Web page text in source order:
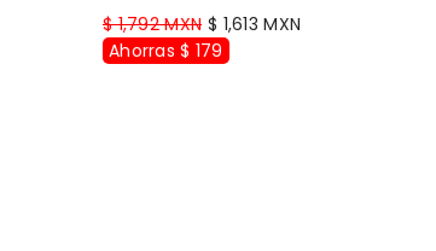
$ 1,792 MXN $ 1,613 MXN
Ahorras $ 179